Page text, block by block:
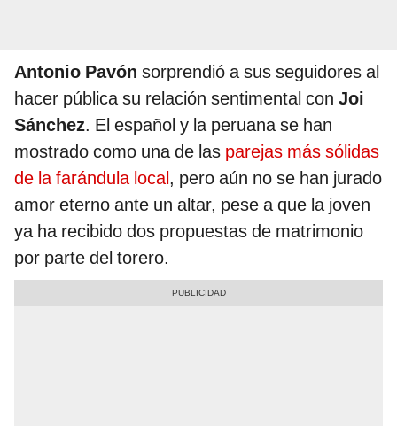
Antonio Pavón sorprendió a sus seguidores al
hacer pública su relación sentimental con Joi
Sánchez. El español y la peruana se han
mostrado como una de las parejas más sólidas
de la farándula local, pero aún no se han jurado
amor eterno ante un altar, pese a que la joven
ya ha recibido dos propuestas de matrimonio
por parte del torero.